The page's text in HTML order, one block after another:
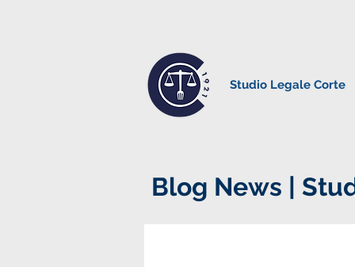
Studio Legale Corte
Blog News |